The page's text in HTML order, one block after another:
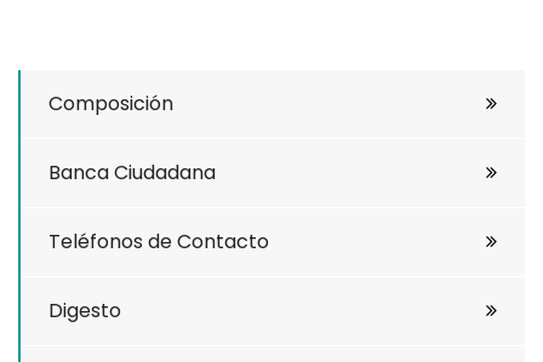
Composición
Banca Ciudadana
Teléfonos de Contacto
Digesto